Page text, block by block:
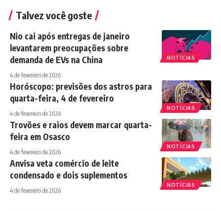
Talvez você goste
NOTÍCIAS
Nio cai após entregas de janeiro
levantarem preocupações sobre
demanda de EVs na China
4 de fevereiro de 2026
NOTÍCIAS
Horóscopo: previsões dos astros para
quarta-feira, 4 de fevereiro
4 de fevereiro de 2026
NOTÍCIAS
Trovões e raios devem marcar quarta-
feira em Osasco
4 de fevereiro de 2026
NOTÍCIAS
Anvisa veta comércio de leite
condensado e dois suplementos
4 de fevereiro de 2026